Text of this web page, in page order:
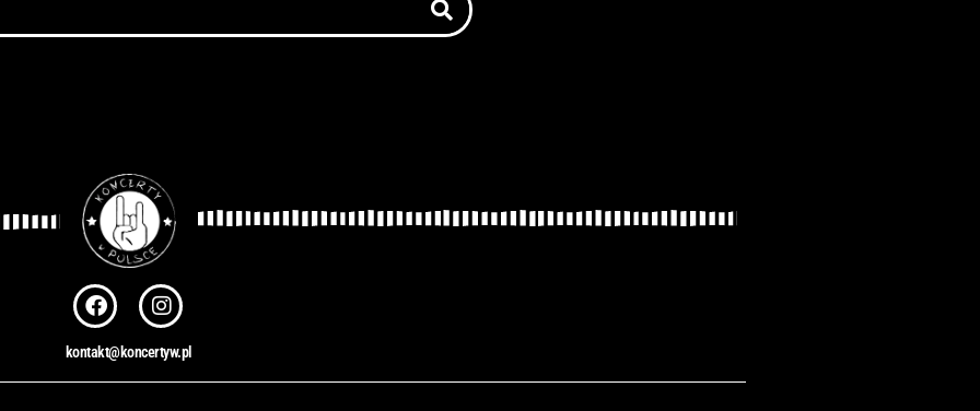
F
a
e
b
I
n
t
a
kontakt@koncertyw.pl